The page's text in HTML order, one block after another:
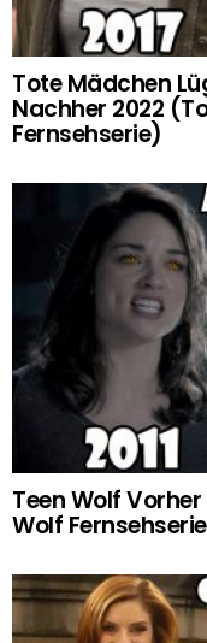
Tote Mädchen
Nachher 2022
Fernsehserie)
Teen Wolf
Wolf